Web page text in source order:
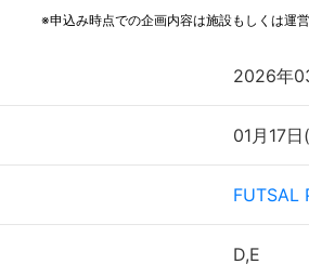
※申込み時点での企画内容は施設もしくは運
2026年
01月17
FUTSAL
D,E